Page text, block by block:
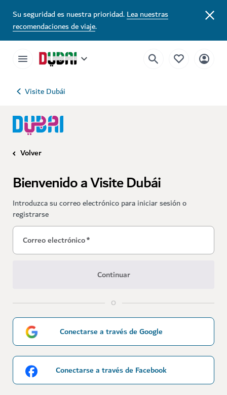
Su seguridad es nuestra prioridad.Lea nuestras
recomendaciones de viaje.
Visite Dubái
Volver
Bienvenido a Visite Dubái
Introduzca su correo electrónico para iniciar sesión o
registrarse
Correo electrónico*
Continuar
O
Conectarse a través de Google
Conectarse a través de Facebook